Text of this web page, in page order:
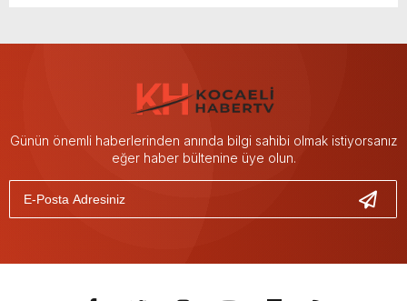
Günün önemli haberlerinden anında bilgi sahibi olmak istiyorsanız
eğer haber bültenine üye olun.